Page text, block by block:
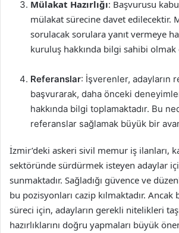
Mülakat Hazırlığı: Başvurusu
mülakat sürecine davet edilecektir.
sorulacak sorulara yanıt vermeye
kuruluş hakkında bilgi sahibi
Referanslar: İşverenler, adayların
başvurarak, daha önceki
hakkında bilgi toplamaktadır. Bu
referanslar sağlamak büyük bir
İzmir’deki askeri sivil memur iş ilanları,
sektöründe sürdürmek isteyen adaylar
sunmaktadır. Sağladığı güvence ve
bu pozisyonları cazip kılmaktadır. Ancak
süreci için, adayların gerekli nitelikleri
hazırlıklarını doğru yapmaları büyük